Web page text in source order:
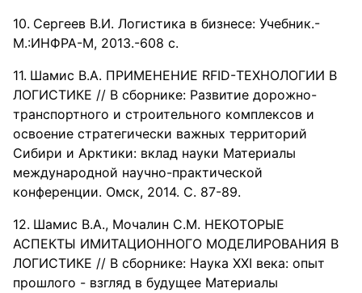
Сергеев В.И. Логистика в бизнесе: Учебник.-
М.:ИНФРА-М, 2013.-608 с.
Шамис В.А. ПРИМЕНЕНИЕ RFID-ТЕХНОЛОГИИ В
ЛОГИСТИКЕ // В сборнике: Развитие дорожно-
транспортного и строительного комплексов и
освоение стратегически важных территорий
Сибири и Арктики: вклад науки Материалы
международной научно-практической
конференции. Омск, 2014. С. 87-89.
Шамис В.А., Мочалин С.М. НЕКОТОРЫЕ
АСПЕКТЫ ИМИТАЦИОННОГО МОДЕЛИРОВАНИЯ В
ЛОГИСТИКЕ // В сборнике: Наука XXI века: опыт
прошлого - взгляд в будущее Материалы